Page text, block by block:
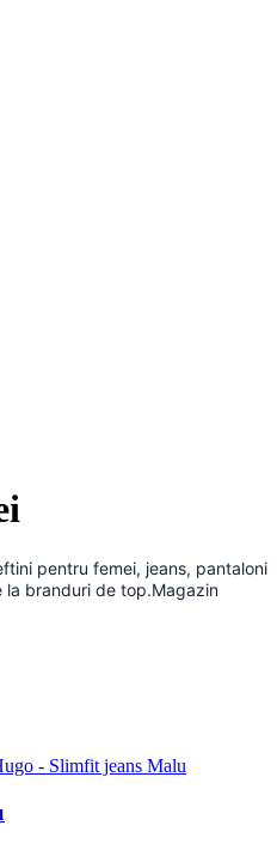
pentru femei, jeans, pantaloni
branduri de top.Magazin